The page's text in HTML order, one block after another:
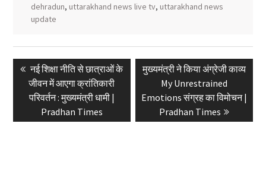
dehradun, uttarakhand news live tv, uttarakhand news
update
navigation
Previous
post:
नई शिक्षा नीति से छात्राओं के
जीवन में आएगा क्रांतिकारी
परिवर्तन : मुख्यमंत्री धामी |
Pradhan Times
Next
post:
मुख्यमंत्री ने किया अंग्रेजी काव्य
My Unrestrained
Emotions संग्रह का विमोचन |
Pradhan Times